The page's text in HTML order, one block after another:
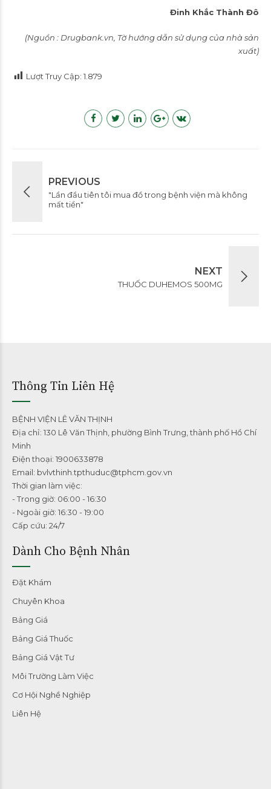
Đinh Khắc Thành Đô
(Nguồn : Drugbank.vn, Tờ hướng dẫn sử dụng của nhà sản
xuất)
Lượt Truy Cập: 1.879
PREVIOUS
"Lần đầu tiên tôi mua đồ trong bệnh viện mà không
mất tiền"
NEXT
THUỐC DUHEMOS 500MG
Thông Tin Liên Hệ
BỆNH VIỆN LÊ VĂN THỊNH
Địa chỉ: 130 Lê Văn Thịnh, phường Bình Trưng, thành phố Hồ Chí
Minh
Điện thoại: 1900633878
Email: bvlvthinh.tpthuduc@tphcm.gov.vn
Thời gian làm việc:
- Trong giờ: 06:00 - 16:30
- Ngoài giờ: 16:30 - 19:00
Cấp cứu: 24/7
Dành Cho Bệnh Nhân
Đặt Khám
Chuyên Khoa
Bảng Giá
Bảng Giá Thuốc
Bảng Giá Vật Tư
Môi Trường Làm Việc
Cơ Hội Nghề Nghiệp
Liên Hệ